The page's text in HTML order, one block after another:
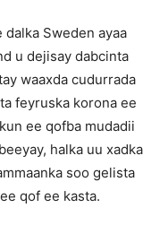
Sweden ayaa
u dejisay dabcinta
waaxda cudurrada
feyruska korona ee
ee qofba mudadii
halka uu xadka
soo gelista
qof ee kasta.